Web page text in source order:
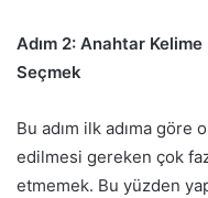
Adım 2: Anahtar
Seçmek
Bu adım ilk adıma göre
edilmesi gereken çok
etmemek. Bu yüzden